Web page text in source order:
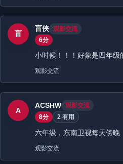
盲
盲侠 观影交流
6分
小时候！！！好象是四年级
观影交流
A
ACSHW 观影交流
8分
2 有用
六年级，东南卫视每天傍晚
观影交流